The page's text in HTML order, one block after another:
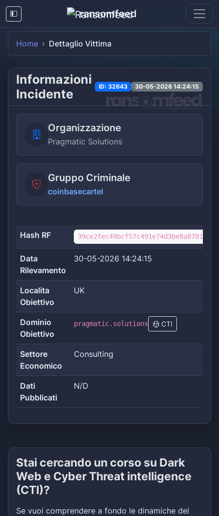
ransomfeed
Home Dettaglio Vittima
Informazioni
Incidente
ID: 32643 30-05-2026 14:24:15
Organizzazione
Pragmatic Solutions
Gruppo Criminale
coinbasecartel
Hash RF
Data
Rilevamento
30-05-2026 14:24:15
Localita
Obiettivo
UK
Dominio
Obiettivo
pragmatic.solutions CTI
Settore
Economico
Consulting
Dati
Pubblicati
N/D
Stai cercando un corso su Dark
Web e Cyber Threat intelligence
(CTI)?
Se vuoi comprendere a fondo le dinamiche del